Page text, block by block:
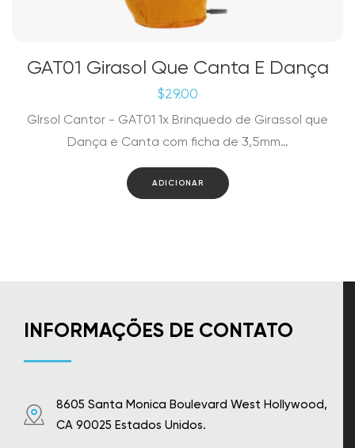
GAT01 Girasol Que Canta E Dança
$29.00
GIrsol Cantor - GAT01 1x Brinquedo de Girassol que
Dança e Canta com ficha de 3,5mm…
ADICIONAR
INFORMAÇÕES DE CONTATO
8605 Santa Monica Boulevard West Hollywood,
CA 90025 Estados Unidos.